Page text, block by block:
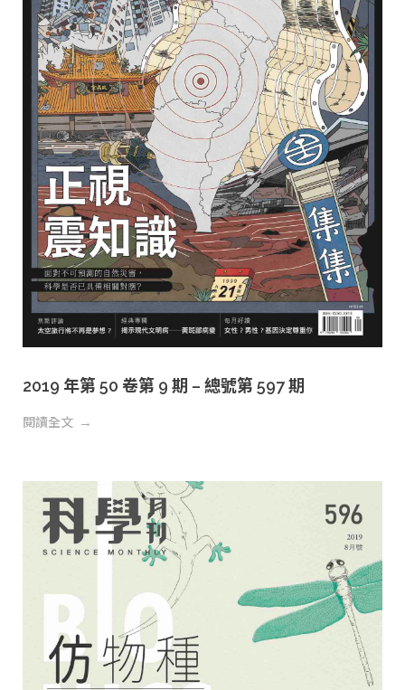
2019 年第 50 卷第 9 期 – 總號第 597 期
閱讀全文